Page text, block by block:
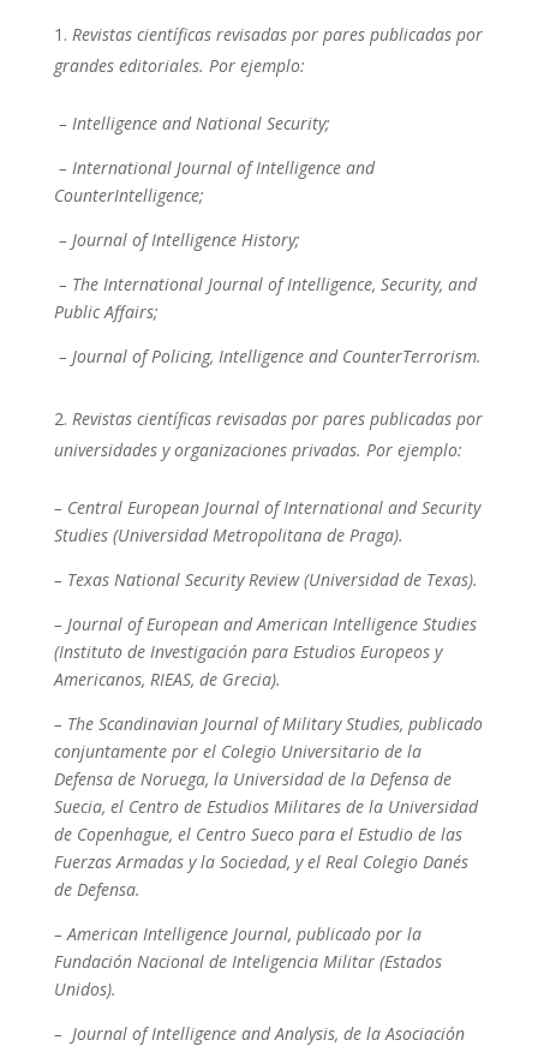
Revistas científicas revisadas por pares publicadas por
grandes editoriales. Por ejemplo:
– Intelligence and National Security;
– International Journal of Intelligence and
CounterIntelligence;
– Journal of Intelligence History;
– The International Journal of Intelligence, Security, and
Public Affairs;
– Journal of Policing, Intelligence and CounterTerrorism.
Revistas científicas revisadas por pares publicadas por
universidades y organizaciones privadas. Por ejemplo:
– Central European Journal of International and Security
Studies (Universidad Metropolitana de Praga).
– Texas National Security Review (Universidad de Texas).
– Journal of European and American Intelligence Studies
(Instituto de Investigación para Estudios Europeos y
Americanos, RIEAS, de Grecia).
– The Scandinavian Journal of Military Studies, publicado
conjuntamente por el Colegio Universitario de la
Defensa de Noruega, la Universidad de la Defensa de
Suecia, el Centro de Estudios Militares de la Universidad
de Copenhague, el Centro Sueco para el Estudio de las
Fuerzas Armadas y la Sociedad, y el Real Colegio Danés
de Defensa.
– American Intelligence Journal, publicado por la
Fundación Nacional de Inteligencia Militar (Estados
Unidos).
– Journal of Intelligence and Analysis, de la Asociación